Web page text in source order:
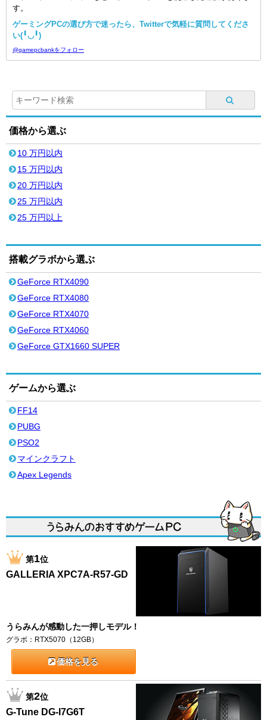
す。
ゲーミングPCの選び方で迷ったら、Twitterで気軽に質問してくださ
い(╹◡╹)
@gamepcbankをフォロー
価格から選ぶ
10 万円以内
15 万円以内
20 万円以内
25 万円以内
25 万円以上
搭載グラボから選ぶ
GeForce RTX4090
GeForce RTX4080
GeForce RTX4070
GeForce RTX4060
GeForce GTX1660 SUPER
ゲームから選ぶ
FF14
PUBG
PSO2
マインクラフト
Apex Legends
第1位
GALLERIA XPC7A-R57-GD
うらみんが感動した一押しモデル！
グラボ：RTX5070（12GB）
価格を見る
第2位
G-Tune DG-I7G6T